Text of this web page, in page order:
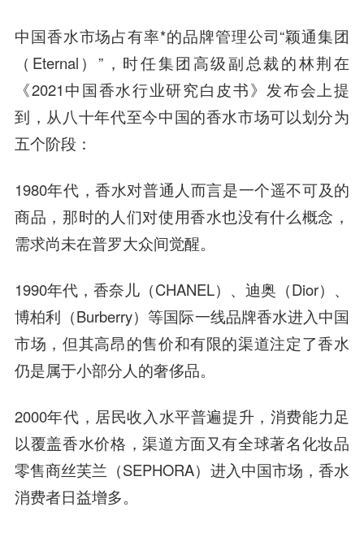
中国香水市场占有率*的品牌管理公司“颖通集团
（Eternal）”，时任集团高级副总裁的林荆在
《2021中国香水行业研究白皮书》发布会上提
到，从八十年代至今中国的香水市场可以划分为
五个阶段：
1980年代，香水对普通人而言是一个遥不可及的
商品，那时的人们对使用香水也没有什么概念，
需求尚未在普罗大众间觉醒。
1990年代，香奈儿（CHANEL）、迪奥（Dior）、
博柏利（Burberry）等国际一线品牌香水进入中国
市场，但其高昂的售价和有限的渠道注定了香水
仍是属于小部分人的奢侈品。
2000年代，居民收入水平普遍提升，消费能力足
以覆盖香水价格，渠道方面又有全球著名化妆品
零售商丝芙兰（SEPHORA）进入中国市场，香水
消费者日益增多。